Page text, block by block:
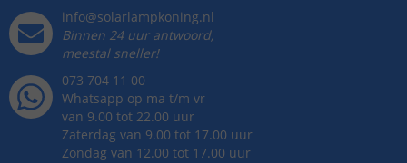
info@solarlampkoning.nl
Binnen 24 uur antwoord,
meestal sneller!
073 704 11 00
Whatsapp op ma t/m vr
van 9.00 tot 22.00 uur
Zaterdag van 9.00 tot 17.00 uur
Zondag van 12.00 tot 17.00 uur